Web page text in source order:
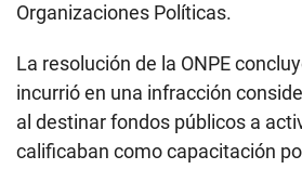
Organizaciones Políticas.
La resolución de la ONPE
incurrió en una infracción
al destinar fondos públicos a
calificaban como capacitación